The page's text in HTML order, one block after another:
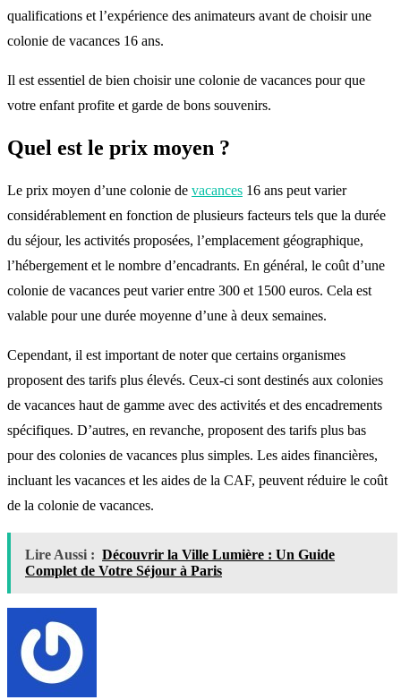
qualifications et l’expérience des animateurs avant de choisir une
colonie de vacances 16 ans.
Il est essentiel de bien choisir une colonie de vacances pour que
votre enfant profite et garde de bons souvenirs.
Quel est le prix moyen ?
Le prix moyen d’une colonie de vacances 16 ans peut varier
considérablement en fonction de plusieurs facteurs tels que la durée
du séjour, les activités proposées, l’emplacement géographique,
l’hébergement et le nombre d’encadrants. En général, le coût d’une
colonie de vacances peut varier entre 300 et 1500 euros. Cela est
valable pour une durée moyenne d’une à deux semaines.
Cependant, il est important de noter que certains organismes
proposent des tarifs plus élevés. Ceux-ci sont destinés aux colonies
de vacances haut de gamme avec des activités et des encadrements
spécifiques. D’autres, en revanche, proposent des tarifs plus bas
pour des colonies de vacances plus simples. Les aides financières,
incluant les vacances et les aides de la CAF, peuvent réduire le coût
de la colonie de vacances.
Lire Aussi : Découvrir la Ville Lumière : Un Guide
Complet de Votre Séjour à Paris